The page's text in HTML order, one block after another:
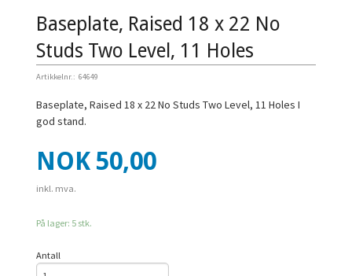
Baseplate, Raised 18 x 22 No
Studs Two Level, 11 Holes
Artikkelnr.: 64649
Baseplate, Raised 18 x 22 No Studs Two Level, 11 Holes I
god stand.
Pris
NOK 50,00
inkl. mva.
På lager: 5 stk.
Antall